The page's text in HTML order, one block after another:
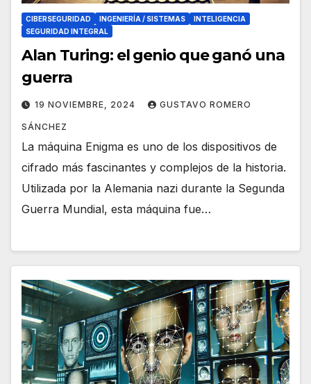
CIBERSEGURIDAD INGENIERÍA / SISTEMAS
INTELIGENCIA
SEGURIDAD INTEGRAL
Alan Turing: el genio que ganó una
guerra
19 NOVIEMBRE, 2024 GUSTAVO ROMERO
SÁNCHEZ
La máquina Enigma es uno de los dispositivos de
cifrado más fascinantes y complejos de la historia.
Utilizada por la Alemania nazi durante la Segunda
Guerra Mundial, esta máquina fue…